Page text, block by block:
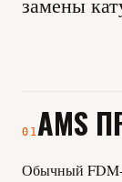
01 AMS
Обычный FDM-